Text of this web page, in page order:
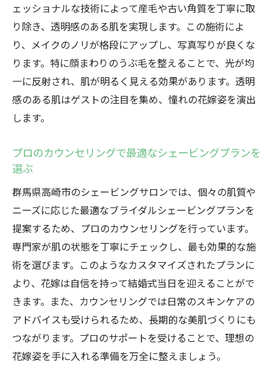
ェッショナルな技術によって産毛や古い角質を丁寧に取
り除き、透明感のある肌を実現します。この施術によ
り、メイクのノリが格段にアップし、写真写りが良くな
ります。特に顔まわりのうぶ毛を整えることで、光が均
一に反射され、肌が明るく見える効果があります。透明
感のある肌はゲストの注目を集め、憧れの花嫁姿を演出
します。
プロのカウンセリングで最適なシェービングプランを
選ぶ
群馬県高崎市のシェービングサロンでは、個々の肌質や
ニーズに応じた最適なブライダルシェービングプランを
提案するため、プロのカウンセリングを行っています。
専門家が肌の状態を丁寧にチェックし、最も効果的な施
術を選びます。このようなカスタマイズされたプランに
より、花嫁は自信を持って結婚式当日を迎えることがで
きます。また、カウンセリングでは日常のスキンケアの
アドバイスも受けられるため、長期的な美肌づくりにも
つながります。プロのサポートを受けることで、理想の
花嫁姿を手に入れる準備を万全に整えましょう。